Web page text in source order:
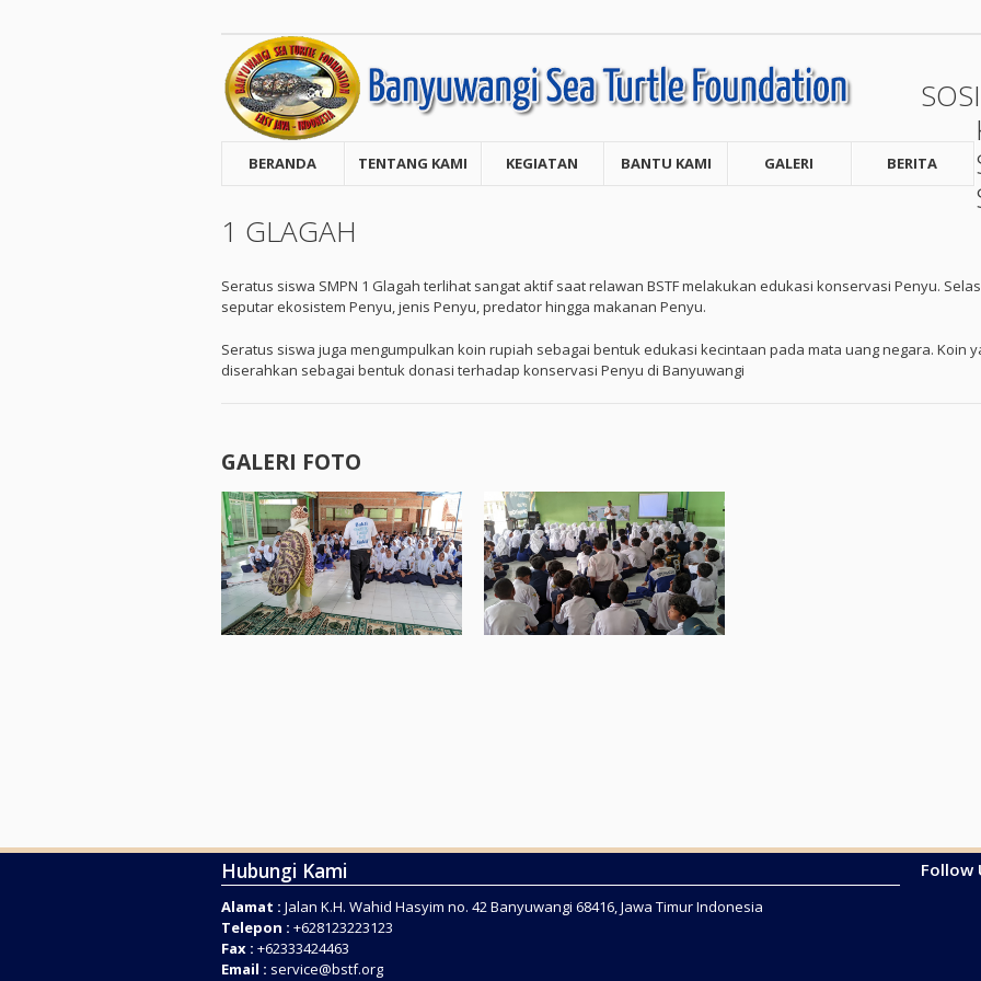
BERANDA TENTANG KAMI KEGIATAN BANTU KAMI GALERI BERITA
1 GLAGAH
Seratus siswa SMPN 1 Glagah terlihat sangat aktif saat relawan BSTF melakukan edukasi konservasi Penyu.
seputar ekosistem Penyu, jenis Penyu, predator hingga makanan Penyu.
Seratus siswa juga mengumpulkan koin rupiah sebagai bentuk edukasi kecintaan pada mata uang negara. Koin
diserahkan sebagai bentuk donasi terhadap konservasi Penyu di Banyuwangi
GALERI FOTO
Hubungi Kami
Alamat : Jalan K.H. Wahid Hasyim no. 42 Banyuwangi 68416, Jawa Timur Indonesia
Telepon : +628123223123
Fax : +62333424463
Email : service@bstf.org
Follow